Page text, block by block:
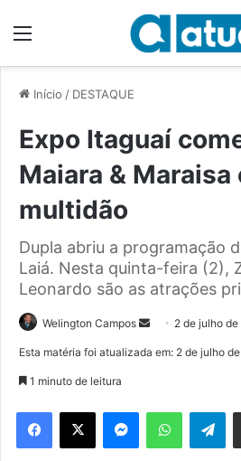
Início / DESTAQUE
Expo Itaguaí
Maiara & Maraisa
multidão
Dupla abriu a programação
Laiá. Nesta quinta-feira (2),
Leonardo são as atrações
Welington Campos
e
m
2 de julho
Esta matéria foi atualizada em: 2 de julho
1 minuto de leitura
Telegram